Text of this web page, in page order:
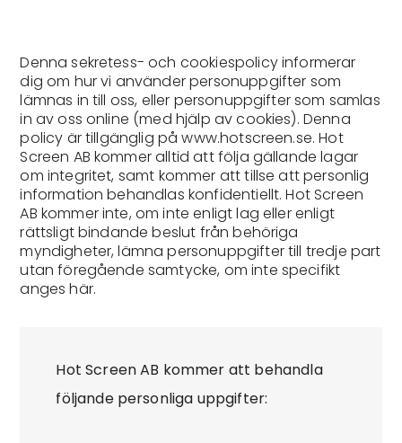
Denna sekretess- och cookiespolicy informerar
dig om hur vi använder personuppgifter som
lämnas in till oss, eller personuppgifter som samlas
in av oss online (med hjälp av cookies). Denna
policy är tillgänglig på www.hotscreen.se. Hot
Screen AB kommer alltid att följa gällande lagar
om integritet, samt kommer att tillse att personlig
information behandlas konfidentiellt. Hot Screen
AB kommer inte, om inte enligt lag eller enligt
rättsligt bindande beslut från behöriga
myndigheter, lämna personuppgifter till tredje part
utan föregående samtycke, om inte specifikt
anges här.
Hot Screen AB kommer att behandla
följande personliga uppgifter: